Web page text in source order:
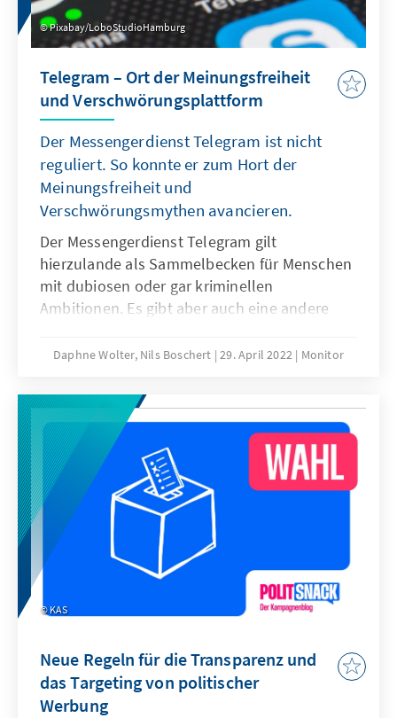
Pixabay/LoboStudioHamburg
Telegram – Ort der Meinungsfreiheit
und Verschwörungsplattform
Der Messengerdienst Telegram ist nicht
reguliert. So konnte er zum Hort der
Meinungsfreiheit und
Verschwörungsmythen avancieren.
Der Messengerdienst Telegram gilt
hierzulande als Sammelbecken für Menschen
mit dubiosen oder gar kriminellen
Ambitionen. Es gibt aber auch eine andere
Telegram in Zeiten des Krieges zur
Über 1,5 Millionen Menschen verfolgen die
Ansprachen des ukrainischen Präsidenten
Wolodymyr Selenskyj. Der vorliegende
Monitor erklärt Telegram und analysiert den
schwierigen Spagat zwischen
Meinungsfreiheit und Desinformation.
Daphne Wolter, Nils Boschert 29. April 2022 Monitor
KAS
Neue Regeln für die Transparenz und
das Targeting von politischer
Werbung